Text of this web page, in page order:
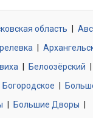
без
область
Белоозёрский
Богородское
Большие Дворы